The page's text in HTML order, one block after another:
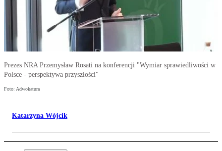
Prezes NRA Przemysław Rosati na konferencji "Wymiar sprawiedliwości w
Polsce - perspektywa przyszłości"
Foto: Adwokatura
Katarzyna Wójcik